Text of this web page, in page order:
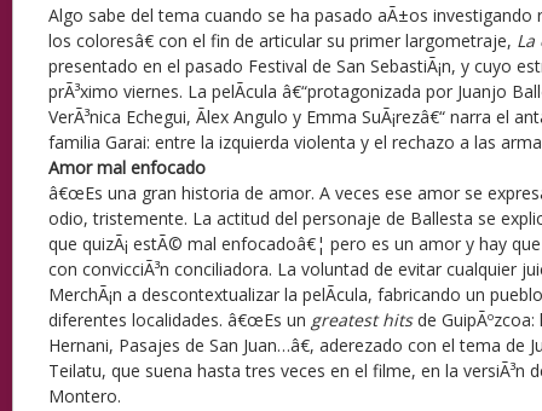
Algo sabe del tema cuando se ha pasado aÃ±os
los coloresâ€ con el fin de articular su primer largometraje, La
presentado en el pasado Festival de San SebastiÃ¡n, y cuyo
prÃ³ximo viernes. La pelÃ­cula â€“protagonizada por Juanjo
VerÃ³nica Echegui, Ãlex Angulo y Emma SuÃ¡rezâ€“ narra el
familia Garai: entre la izquierda violenta y el rechazo a las
Amor mal enfocado
â€œEs una gran historia de amor. A veces ese amor se
odio, tristemente. La actitud del personaje de Ballesta se
que quizÃ¡ estÃ© mal enfocadoâ€¦ pero es un amor y hay
con convicciÃ³n conciliadora. La voluntad de evitar cualquier
MerchÃ¡n a descontextualizar la pelÃ­cula, fabricando un
diferentes localidades. â€œEs un greatest hitsde
Hernani, Pasajes de San Juan…â€, aderezado con el tema de
Teilatu, que suena hasta tres veces en el filme, en la versiÃ³n
Montero.